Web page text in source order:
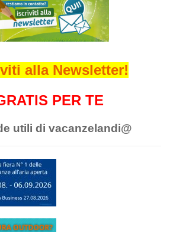
alla Newsletter!
PER TE
utili di vacanzelandi@